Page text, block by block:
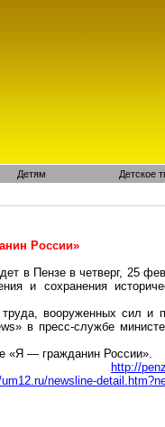
Детям Детское
России»
в Пензе в четверг, 25
и сохранения
вооруженных сил и
» в пресс-службе
«Я — гражданин России».
http://
newsline-